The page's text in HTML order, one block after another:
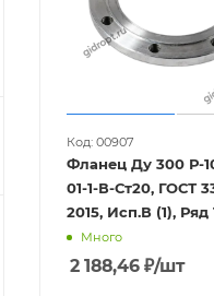
Код: 00907
Фланец Ду 300 Р-
01-1-В-Ст20, ГОСТ
2015, Исп.В (1), Ряд
Много
2 188,46 ₽/шт